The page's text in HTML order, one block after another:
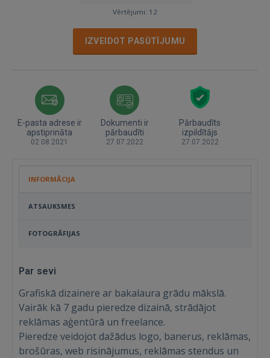
Vērtējumi: 12
IZVEIDOT PASŪTĪJUMU
E-pasta adrese ir
apstiprināta
02.08.2021
Dokumenti ir
pārbaudīti
27.07.2022
Pārbaudīts
izpildītājs
27.07.2022
INFORMĀCIJA
ATSAUKSMES
FOTOGRĀFIJAS
Par sevi
Grafiskā dizainere ar bakalaura grādu mākslā.
Vairāk kā 7 gadu pieredze dizainā, strādājot
reklāmas aģentūrā un freelance.
Pieredze veidojot dažādus logo, banerus, reklāmas,
brošūras, web risinājumus, reklāmas stendus un